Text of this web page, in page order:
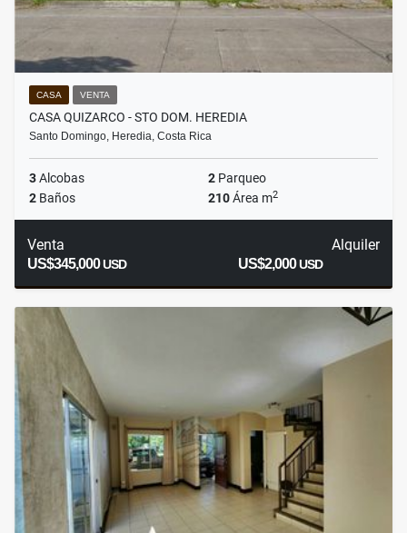
CASA VENTA
CASA QUIZARCO - STO DOM. HEREDIA
Santo Domingo, Heredia, Costa Rica
3Alcobas 2 Parqueo
2 Baños 210Área m2
Venta
US$345,000USD
Alquiler
US$2,000USD